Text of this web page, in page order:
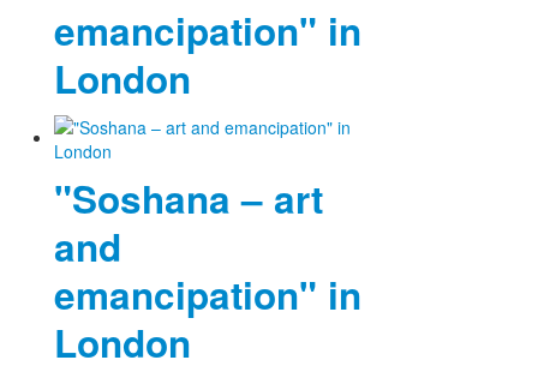
Fotos
Sammlungen
emancipation" in
London
"Soshana – art
and
emancipation" in
London